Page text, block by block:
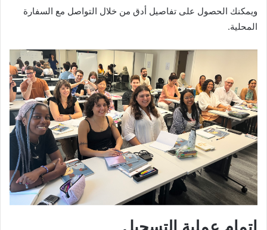
ويمكنك الحصول على تفاصيل أدق من خلال التواصل مع السفارة
المحلية.